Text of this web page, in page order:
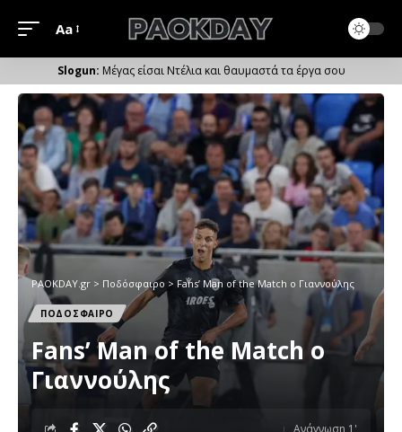
Μέγεθος
Γραμματοσειράς
Aa
Μέγας είσαι Ντέλια και θαυμαστά τα έργα σου
PAOKDAY.gr > Ποδόσφαιρο >Fans’ Man of the Match ο Γιαννούλης
ΠΟΔΟΣΦΑΙΡΟ
Fans’ Man of the Match ο
Γιαννούλης
Ανάγνωση 1'